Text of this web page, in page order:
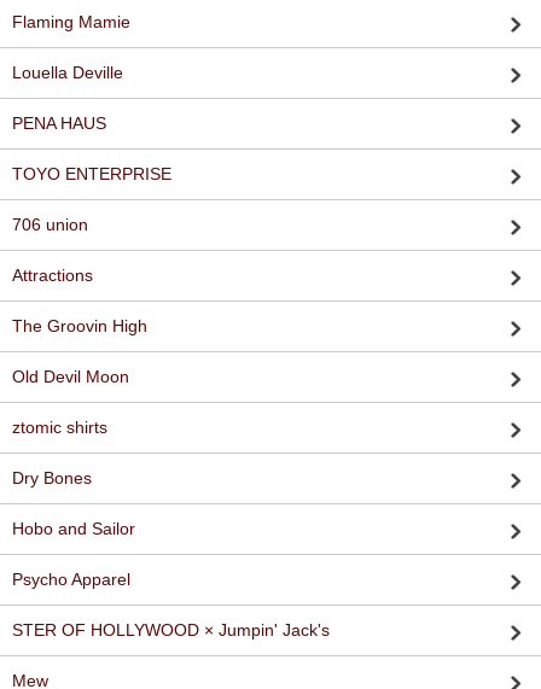
Flaming Mamie
Louella Deville
PENA HAUS
TOYO ENTERPRISE
706 union
Attractions
The Groovin High
Old Devil Moon
ztomic shirts
Dry Bones
Hobo and Sailor
Psycho Apparel
STER OF HOLLYWOOD × Jumpin' Jack's
Mew